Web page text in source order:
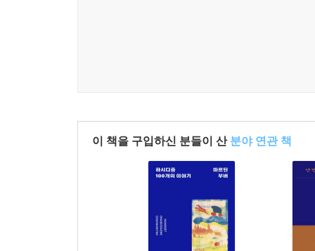
수연 박, 뉴욕 유니온신학교 교학부총장·학장
발휘하는지를 아름답고도 명료하게 입증해 낸다.
《가톨릭 북스 리뷰》
이 책을 구입하신 분들이 산 분야 연관 책